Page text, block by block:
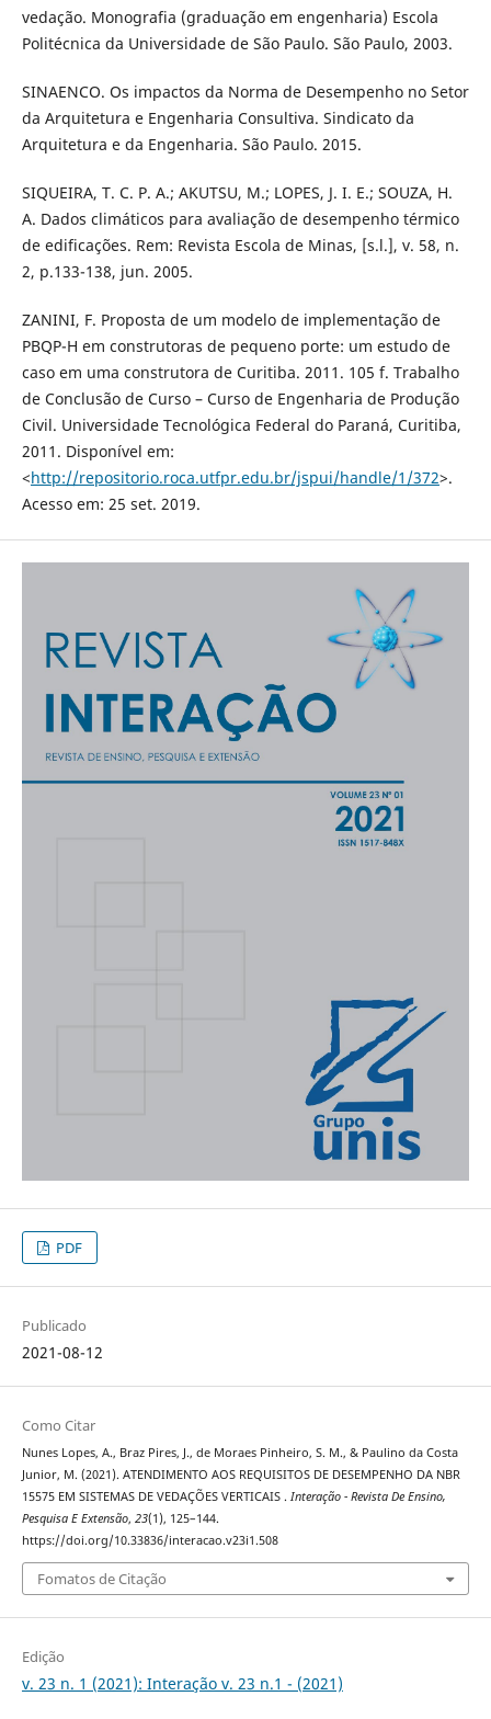
vedação. Monografia (graduação em engenharia) Escola
Politécnica da Universidade de São Paulo. São Paulo, 2003.
SINAENCO. Os impactos da Norma de Desempenho no Setor
da Arquitetura e Engenharia Consultiva. Sindicato da
Arquitetura e da Engenharia. São Paulo. 2015.
SIQUEIRA, T. C. P. A.; AKUTSU, M.; LOPES, J. I. E.; SOUZA, H.
A. Dados climáticos para avaliação de desempenho térmico
de edificações. Rem: Revista Escola de Minas, [s.l.], v. 58, n.
2, p.133-138, jun. 2005.
ZANINI, F. Proposta de um modelo de implementação de
PBQP-H em construtoras de pequeno porte: um estudo de
caso em uma construtora de Curitiba. 2011. 105 f. Trabalho
de Conclusão de Curso – Curso de Engenharia de Produção
Civil. Universidade Tecnológica Federal do Paraná, Curitiba,
2011. Disponível em:
<http://repositorio.roca.utfpr.edu.br/jspui/handle/1/372>.
Acesso em: 25 set. 2019.
PDF
Publicado
2021-08-12
Como Citar
Nunes Lopes, A., Braz Pires, J., de Moraes Pinheiro, S. M., & Paulino da Costa
Junior, M. (2021). ATENDIMENTO AOS REQUISITOS DE DESEMPENHO DA NBR
15575 EM SISTEMAS DE VEDAÇÕES VERTICAIS . Interação - Revista De Ensino,
Pesquisa E Extensão, 23(1), 125–144.
https://doi.org/10.33836/interacao.v23i1.508
Fomatos de Citação
Edição
v. 23 n. 1 (2021): Interação v. 23 n.1 - (2021)